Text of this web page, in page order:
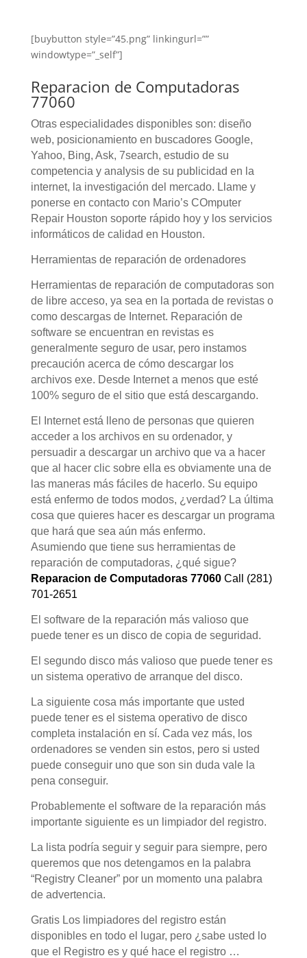
[buybutton style=”45.png” linkingurl=””
windowtype=”_self”]
Reparacion de Computadoras
77060
Otras especialidades disponibles son: diseño
web, posicionamiento en buscadores Google,
Yahoo, Bing, Ask, 7search, estudio de su
competencia y analysis de su publicidad en la
internet, la investigación del mercado. Llame y
ponerse en contacto con Mario’s COmputer
Repair Houston soporte rápido hoy y los servicios
informáticos de calidad en Houston.
Herramientas de reparación de ordenadores
Herramientas de reparación de computadoras son
de libre acceso, ya sea en la portada de revistas o
como descargas de Internet. Reparación de
software se encuentran en revistas es
generalmente seguro de usar, pero instamos
precaución acerca de cómo descargar los
archivos exe. Desde Internet a menos que esté
100% seguro de el sitio que está descargando.
El Internet está lleno de personas que quieren
acceder a los archivos en su ordenador, y
persuadir a descargar un archivo que va a hacer
que al hacer clic sobre ella es obviamente una de
las maneras más fáciles de hacerlo. Su equipo
está enfermo de todos modos, ¿verdad? La última
cosa que quieres hacer es descargar un programa
que hará que sea aún más enfermo.
Asumiendo que tiene sus herramientas de
reparación de computadoras, ¿qué sigue?
Reparacion de Computadoras 77060Call (281)
701-2651
El software de la reparación más valioso que
puede tener es un disco de copia de seguridad.
El segundo disco más valioso que puede tener es
un sistema operativo de arranque del disco.
La siguiente cosa más importante que usted
puede tener es el sistema operativo de disco
completa instalación en sí. Cada vez más, los
ordenadores se venden sin estos, pero si usted
puede conseguir uno que son sin duda vale la
pena conseguir.
Probablemente el software de la reparación más
importante siguiente es un limpiador del registro.
La lista podría seguir y seguir para siempre, pero
queremos que nos detengamos en la palabra
“Registry Cleaner” por un momento una palabra
de advertencia.
Gratis Los limpiadores del registro están
disponibles en todo el lugar, pero ¿sabe usted lo
que el Registro es y qué hace el registro …